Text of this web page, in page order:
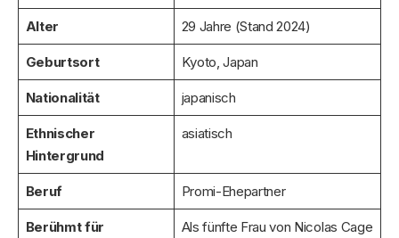
Alter 29 Jahre (Stand 2024)
Geburtsort Kyoto, Japan
Nationalität japanisch
Ethnischer
Hintergrund
asiatisch
Beruf Promi-Ehepartner
Berühmt für Als fünfte Frau von Nicolas Cage